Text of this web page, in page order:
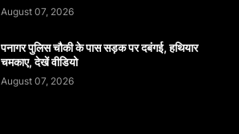
August 07, 2026
पनागर पुलिस चौकी के पास सड़क पर दबंगई, हथियार
चमकाए, देखें वीडियो
August 07, 2026